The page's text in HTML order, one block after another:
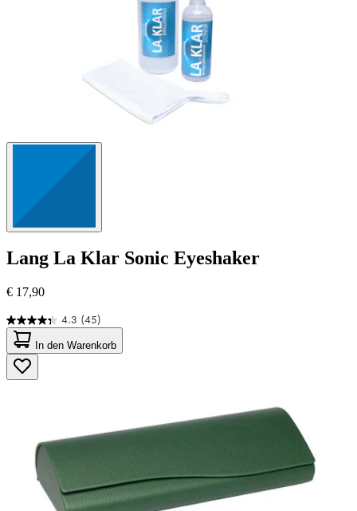
Lang La Klar Sonic Eyeshaker
€ 17,90
4.3 (45)
4.3
von
5
Sternen.
45
In den Warenkorb